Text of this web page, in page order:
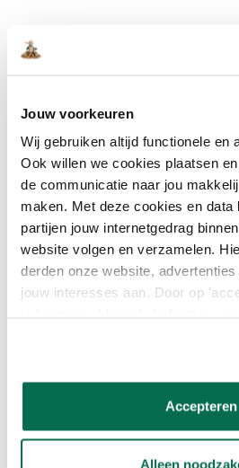
Jouw voorkeuren
Wij gebruiken altijd functionele en
Ook willen we cookies plaatsen
de communicatie naar jou
maken. Met deze cookies en data
partijen jouw internetgedrag
website volgen en verzamelen.
derden onze website,
jouw interesses aan. Door op
Accepteren
Alleen
Omschrijving:
alkydhars bindmiddel.
WAAR GEBRUIK
PANTSERBEITS
VOOR?
Voor het beschermen, verzorgen en
houtwerk rondom het huis. Zeer
buitentoepassingen zoals
onderhoudslaag worden toegepast
Gebruik
Binnen of buiten: buiten